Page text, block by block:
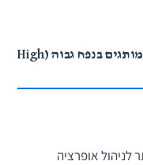
4. Extensiv: מערכת ה-Enterprise למותגים בנפח גבוה (High
לניהול אופרציה